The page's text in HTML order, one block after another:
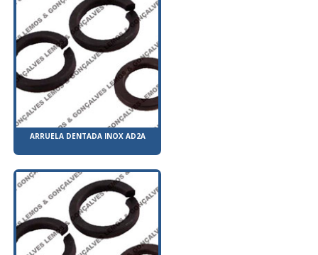
ARRUELA DENTADA INOX AD2A